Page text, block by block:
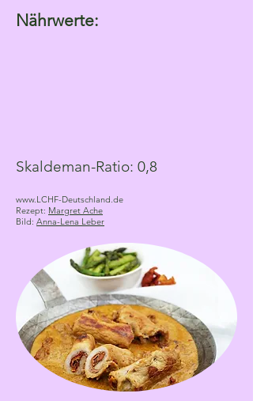
Nährwerte:
Skaldeman-Ratio: 0,8
www.LCHF-Deutschland.de
Rezept: Margret Ache
Bild: Anna-Lena Leber